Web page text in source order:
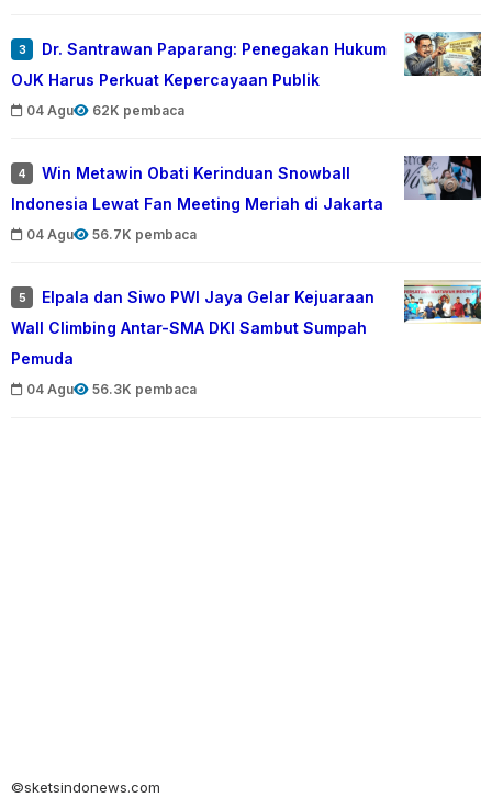
3
Dr. Santrawan Paparang: Penegakan Hukum
OJK Harus Perkuat Kepercayaan Publik
04 Agu 62K pembaca
4
Win Metawin Obati Kerinduan Snowball
Indonesia Lewat Fan Meeting Meriah di Jakarta
04 Agu 56.7K pembaca
5
Elpala dan Siwo PWI Jaya Gelar Kejuaraan
Wall Climbing Antar-SMA DKI Sambut Sumpah
Pemuda
04 Agu 56.3K pembaca
©sketsindonews.com